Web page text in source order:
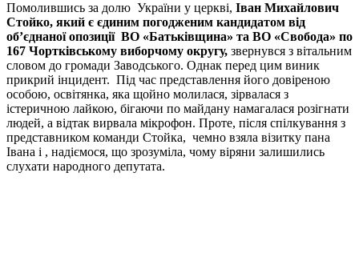
Помолившись за долю України у церкві, Іван Михайлович
Стойко, який є єдиним погодженим кандидатом від
об’єднаної опозиції ВО «Батьківщина» та ВО «Свобода» по
167 Чортківському виборчому округу, звернувся з вітальним
словом до громади Заводського. Однак перед цим виник
прикрий інцидент. Під час представлення його довіреною
особою, освітянка, яка щойно молилася, зірвалася з
істеричною лайкою, бігаючи по майдану намагалася розігнати
людей, а відтак вирвала мікрофон. Проте, після спілкування з
представником команди Стойка, чемно взяла візитку пана
Івана і , надіємося, що зрозуміла, чому віряни залишились
слухати народного депутата.